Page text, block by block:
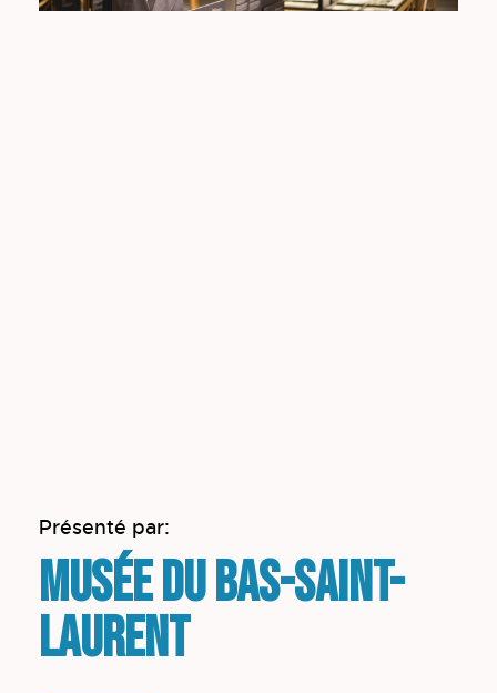
Présenté par:
Musée du Bas-Saint-
Laurent